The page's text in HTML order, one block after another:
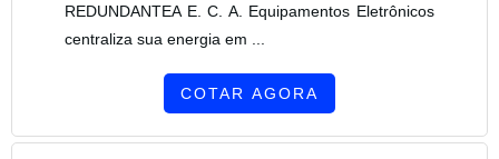
REDUNDANTEA E. C. A. Equipamentos Eletrônicos
centraliza sua energia em ...
COTAR AGORA